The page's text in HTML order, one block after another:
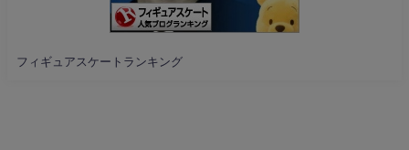
フィギュアスケートランキング